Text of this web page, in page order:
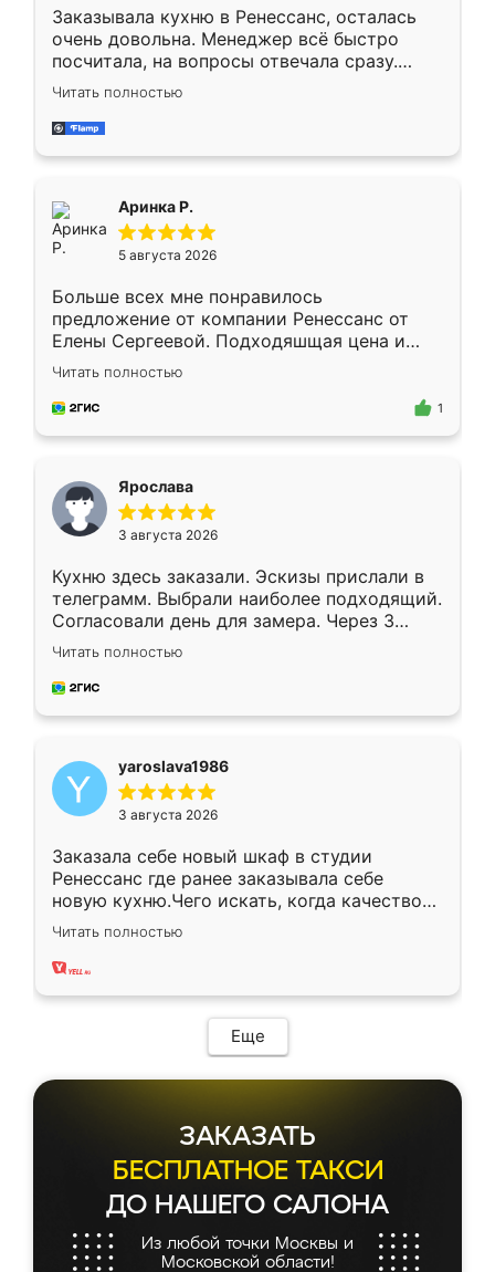
Заказывала кухню в Ренессанс, осталась
очень довольна. Менеджер всё быстро
посчитала, на вопросы отвечала сразу.
Замерщик приехал в субботу, подошёл к
делу со всей ответственностью. Собрали
за день, ребята работали аккуратно, даже
Читать полностью
Аринка Р.
5 августа 2026
Больше всех мне понравилось
предложение от компании Ренессанс от
Елены Сергеевой. Подходяшщая цена и
короткие сроки изготовления. Приехавший
для замера сотрудник Владислав
предложил по моему эскизу самый
Читать полностью
1
Ярослава
3 августа 2026
Кухню здесь заказали. Эскизы прислали в
телеграмм. Выбрали наиболее подходящий.
Согласовали день для замера. Через 3
недели кухня была уже готова. Остались
довольны работой. Спасибо Ренессанс
мебель за качественную работу!
Читать полностью
yaroslava1986
3 августа 2026
Заказала себе новый шкаф в студии
Ренессанс где ранее заказывала себе
новую кухню.Чего искать, когда качеством
вполне довольна. Служит кухня уже почти
два года, нареканий нет.
Читать полностью
Еще
ЗАКАЗАТЬ
БЕСПЛАТНОЕ ТАКСИ
ДО НАШЕГО САЛОНА
Из любой точки Москвы и
Московской области!